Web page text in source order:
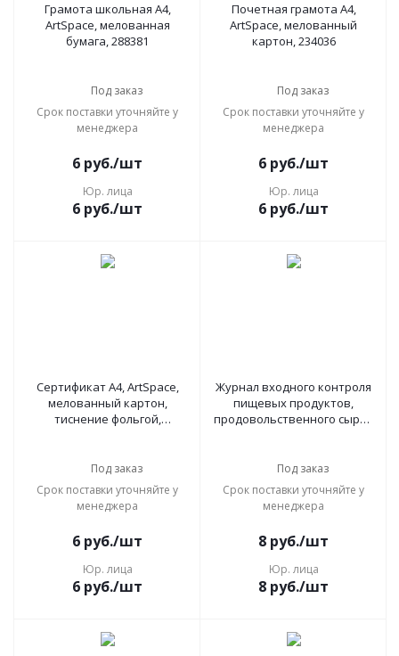
Грамота школьная А4,
ArtSpace, мелованная
бумага, 288381
Под заказ
Срок поставки уточняйте у
менеджера
6 руб./шт
Юр. лица
6 руб./шт
Почетная грамота А4,
ArtSpace, мелованный
картон, 234036
Под заказ
Срок поставки уточняйте у
менеджера
6 руб./шт
Юр. лица
6 руб./шт
Сертификат А4, ArtSpace,
мелованный картон,
тиснение фольгой,
Под заказ
Срок поставки уточняйте у
менеджера
6 руб./шт
Юр. лица
6 руб./шт
Журнал входного контроля
пищевых продуктов,
продовольственного сырья
бумага, 328330, КЖ-1460
Под заказ
Срок поставки уточняйте у
менеджера
8 руб./шт
Юр. лица
8 руб./шт